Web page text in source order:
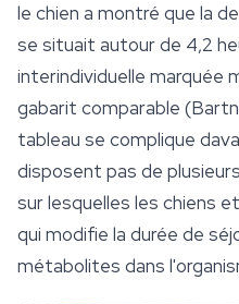
le chien a montré que la
se situait autour de 4,2
interindividuelle marquée
gabarit comparable
tableau se complique
disposent pas de
sur lesquelles les chiens
qui modifie la durée de
métabolites dans